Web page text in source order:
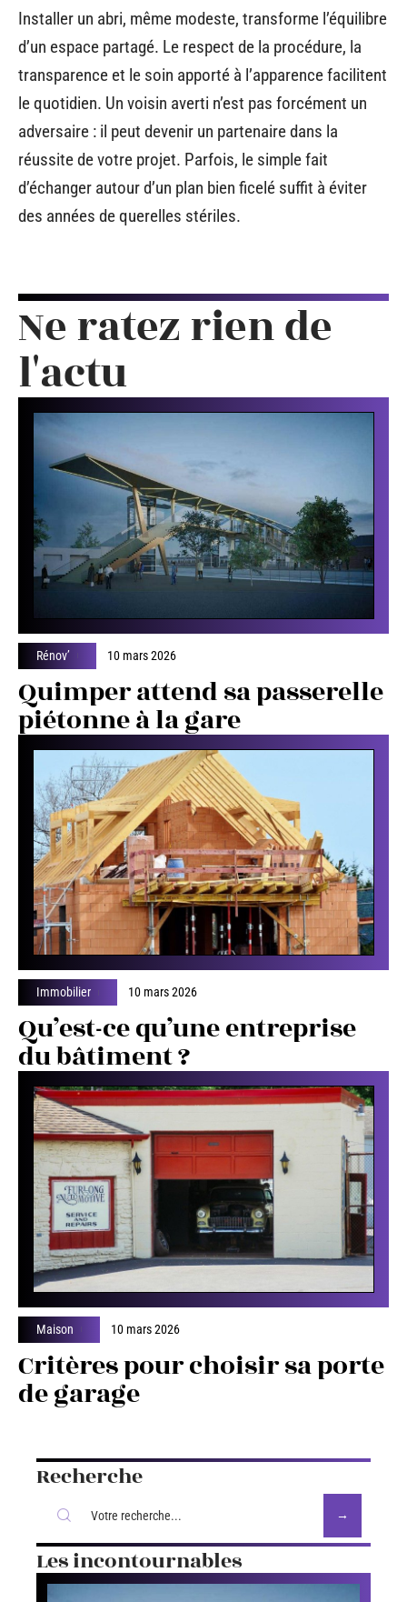
Installer un abri, même modeste, transforme l’équilibre
d’un espace partagé. Le respect de la procédure, la
transparence et le soin apporté à l’apparence facilitent
le quotidien. Un voisin averti n’est pas forcément un
adversaire : il peut devenir un partenaire dans la
réussite de votre projet. Parfois, le simple fait
d’échanger autour d’un plan bien ficelé suffit à éviter
des années de querelles stériles.
Ne ratez rien de
l'actu
Rénov’ 10 mars 2026
Quimper attend sa passerelle
piétonne à la gare
Immobilier 10 mars 2026
Qu’est-ce qu’une entreprise
du bâtiment ?
Maison 10 mars 2026
Critères pour choisir sa porte
de garage
Recherche
Les incontournables